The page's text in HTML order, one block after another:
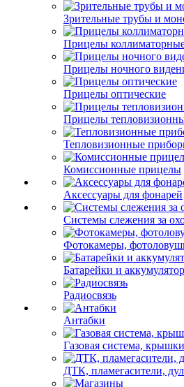
Зрительные трубы и
Прицелы
Прицелы ночного
Прицелы оптические
Прицелы
Тепловизионные
Комиссионные прицелы
Аксессуары для фонарей
Системы слежения за
Фотокамеры,
Батарейки и
Радиосвязь
Антабки
Газовая система,
ДТК, пламегасители,